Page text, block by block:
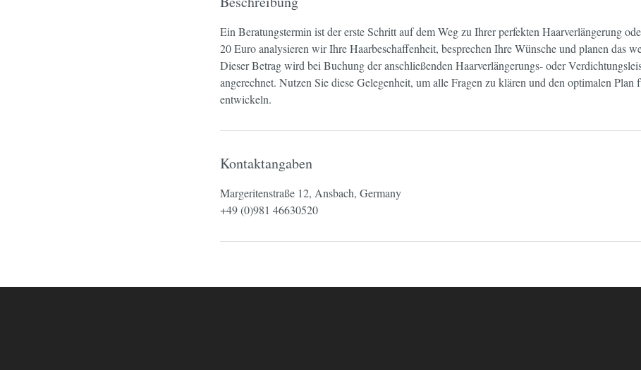
Ein Beratungstermin ist der erste Schritt auf dem Weg zu Ihrer perfekten Haarverlängerung
20 Euro analysieren wir Ihre Haarbeschaffenheit, besprechen Ihre Wünsche und planen das
Dieser Betrag wird bei Buchung der anschließenden Haarverlängerungs- oder
angerechnet. Nutzen Sie diese Gelegenheit, um alle Fragen zu klären und den optimalen Plan
entwickeln.
Kontaktangaben
Margeritenstraße 12, Ansbach, Germany
+49 (0)981 46630520